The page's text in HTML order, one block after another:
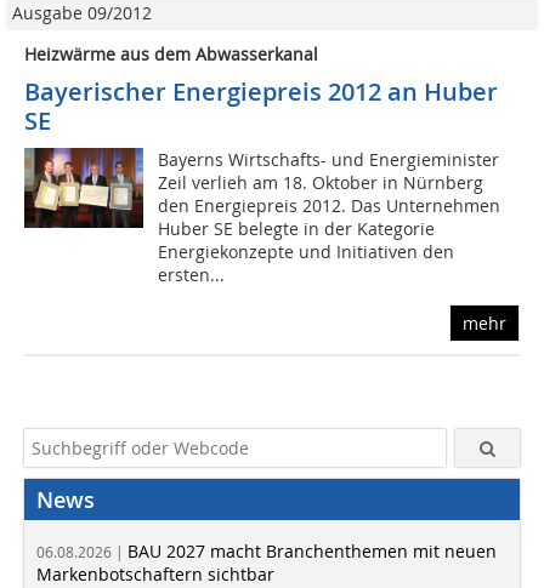
Ausgabe 09/2012
Heizwärme aus dem Abwasserkanal
Bayerischer Energiepreis 2012 an Huber
SE
Bayerns Wirtschafts- und Energieminister
Zeil verlieh am 18. Oktober in Nürnberg
den Energiepreis 2012. Das Unternehmen
Huber SE belegte in der Kategorie
Energiekonzepte und Initiativen den
ersten...
mehr
News
06.08.2026 | BAU 2027 macht Branchenthemen mit neuen
Markenbotschaftern sichtbar